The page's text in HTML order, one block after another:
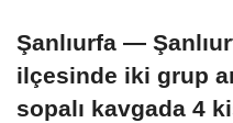
Şanlıurfa —
ilçesinde iki grup
sopalı kavgada 4